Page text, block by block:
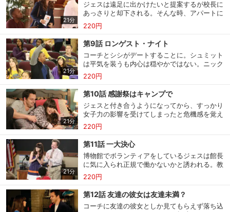
購入明細 ４ヵ月分の購入明細の確認が可能です。
Myクーポン
現在獲得済みのお得なクーポンを確認でき
ます。
レンタル、購入、定額見放題の購入履歴の
と便利です。
お気に入り
お気に入りに登録した作品を確認できま
す。お気に入りに追加した作品の削除も可
能です。
閲覧履歴
サイト内の閲覧履歴を確認できます。履歴
の削除も可能です。
視聴年齢制限
能です。5段階の年齢区分から選択できま
す。
21分
ジェスは遠足に出かけたいと提案するが校長に
あっさりと却下される。そんな時、アパートに
中国料理のメニューが何枚も配達され、怒りの
矛先を料理店に向け抗議しに行く。
220円
21分
第9話 ロンゲスト・ナイト
コーチとシシがデートすることに。シュミット
は平気を装うも内心は穏やかではない。ニック
は彼が絶対にデートを阻止すると読み、ジェス
と協力して家に閉じ込めようとする。
220円
21分
第10話 感謝祭はキャンプで
ジェスと付き合うようになってから、すっかり
女子力の影響を受けてしまったと危機感を覚え
たニックは男らしさと生存本能を試そうと感謝
祭にキャンプに行こうと提案する。
220円
21分
第11話 一大決心
博物館でボランティアをしているジェスは館長
に気に入られ正規で働かないかと誘われる。教
師は天職だと思うが、他にも道があるかもしれ
ないと心が揺れ、皆に相談するが…
220円
第12話 友達の彼女は友達未満？
コーチに友達の彼女としか見てもらえず落ち込